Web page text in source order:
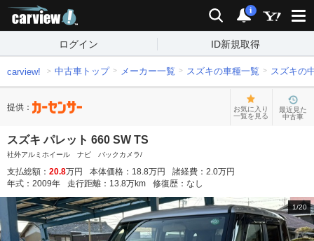
検索 通知
i
ログイン ID新規取得
carview! 中古車トップ メーカー一覧 スズキの車種一覧 スズキの
提供：
お気に入り
一覧を見る
最近見た
中古車
スズキ パレット 660 SW TS
社外アルミホイール ナビ バックカメラ/
支払総額： 20.8万円 本体価格： 18.8万円 諸経費： 2.0万円
年式： 2009年 走行距離： 13.8万km 修復歴： なし
1/20